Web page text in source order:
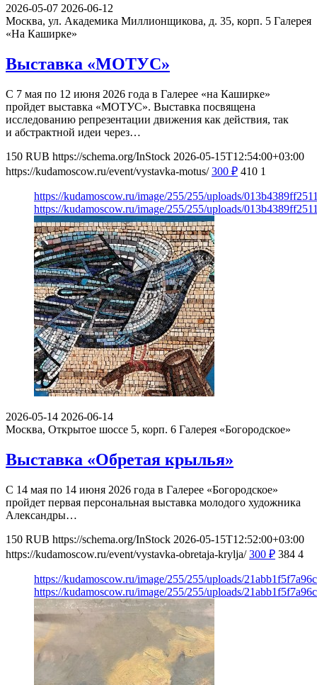
2026-05-07 2026-06-12
Москва, ул. Академика Миллионщикова, д. 35, корп. 5 Галерея
«На Каширке»
Выставка «МОТУС»
С 7 мая по 12 июня 2026 года в Галерее «на Каширке»
пройдет выставка «МОТУС». Выставка посвящена
исследованию репрезентации движения как действия, так
и абстрактной идеи через…
150 RUB https://schema.org/InStock 2026-05-15T12:54:00+03:00
https://kudamoscow.ru/event/vystavka-motus/ 300 ₽ 410 1
https://kudamoscow.ru/image/255/255/uploads/
https://kudamoscow.ru/image/255/255/uploads/
2026-05-14 2026-06-14
Москва, Открытое шоссе 5, корп. 6 Галерея «Богородское»
Выставка «Обретая крылья»
С 14 мая по 14 июня 2026 года в Галерее «Богородское»
пройдет первая персональная выставка молодого художника
Александры…
150 RUB https://schema.org/InStock 2026-05-15T12:52:00+03:00
https://kudamoscow.ru/event/vystavka-obretaja-krylja/ 300 ₽ 384 4
https://kudamoscow.ru/image/255/255/uploads/
https://kudamoscow.ru/image/255/255/uploads/